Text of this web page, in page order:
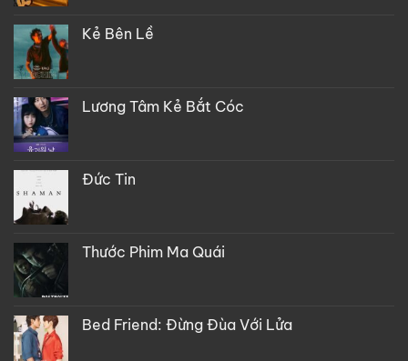
Kẻ Bên Lề
Lương Tâm Kẻ Bắt Cóc
Đức Tin
Thước Phim Ma Quái
Bed Friend: Đừng Đùa Với Lửa